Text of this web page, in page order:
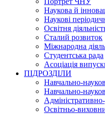
Наукова й
Наукові
Освітня
Сталий розвиток
Міжнародна
Студентська рада
Асоціація
ПІДРОЗДІЛИ
Навчально-
Навчально-
Освітньо-